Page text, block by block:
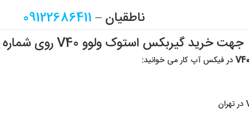
ناطقیان –09122686411
جهت خرید گیربکس استوک ولوو V40 روی شماره فوق کلیک کنید
در فیکس آپ کار می خوانید: